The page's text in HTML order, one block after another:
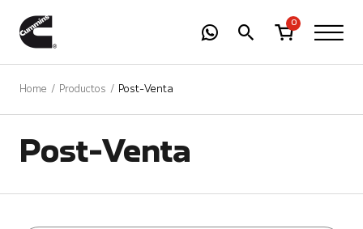
0
Home Productos Post-Venta
Post-Venta